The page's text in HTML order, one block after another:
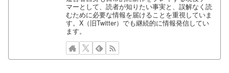
マーとして、読者が知りたい事実と、誤解なく読
むために必要な情報を届けることを重視していま
す。X（旧Twitter）でも継続的に情報発信してい
ます。